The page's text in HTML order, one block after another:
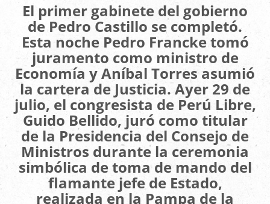
El primer gabinete del gobierno
de Pedro Castillo se completó.
Esta noche Pedro Francke tomó
juramento como ministro de
Economía y Aníbal Torres asumió
la cartera de Justicia. Ayer 29 de
julio, el congresista de Perú Libre,
Guido Bellido, juró como titular
de la Presidencia del Consejo de
Ministros durante la ceremonia
simbólica de toma de mando del
flamante jefe de Estado,
realizada en la Pampa de la